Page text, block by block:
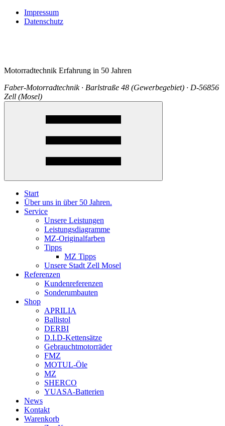
Impressum
Datenschutz
Motorradtechnik Erfahrung in 50 Jahren
Faber-Motorradtechnik · Barlstraße 48 (Gewerbegebiet) · D-56856
Zell (Mosel)
Start
Über uns in über 50 Jahren.
Service
Unsere Leistungen
Leistungsdiagramme
MZ-Originalfarben
Tipps
MZ Tipps
Unsere Stadt Zell Mosel
Referenzen
Kundenreferenzen
Sonderumbauten
Shop
APRILIA
Ballistol
DERBI
D.I.D-Kettensätze
Gebrauchtmotorräder
FMZ
MOTUL-Öle
MZ
SHERCO
YUASA-Batterien
News
Kontakt
Warenkorb